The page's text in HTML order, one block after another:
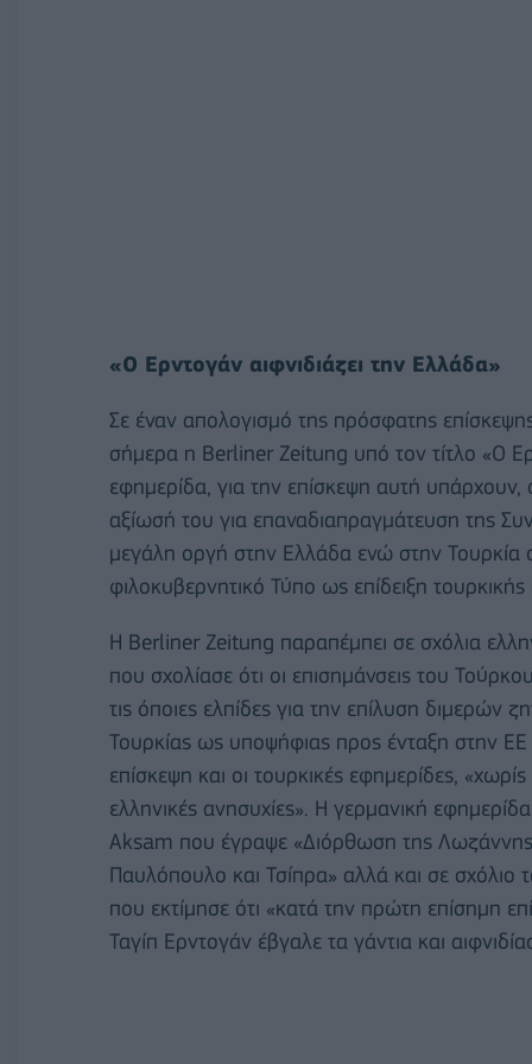
«Ο Ερντογάν αιφνιδιάζει την Ελλάδα»
Σε έναν απολογισμό της πρόσφατης
σήμερα η Berliner Zeitung υπό τον τίτλο «Ο
εφημερίδα, για την επίσκεψη αυτή
αξίωσή του για επαναδιαπραγμάτευση της
μεγάλη οργή στην Ελλάδα ενώ στην Τουρκία
φιλοκυβερνητικό Τύπο ως επίδειξη τουρκικής
Η Berliner Zeitung παραπέμπει σε σχόλια
που σχολίασε ότι οι επισημάνσεις του
τις όποιες ελπίδες για την επίλυση διμερών
Τουρκίας ως υποψήφιας προς ένταξη στην
επίσκεψη και οι τουρκικές εφημερίδες,
ελληνικές ανησυχίες». Η γερμανική
Aksam που έγραψε «Διόρθωση της Λωζάννης:
Παυλόπουλο και Τσίπρα» αλλά και σε σχόλιο
που εκτίμησε ότι «κατά την πρώτη επίσημη
Ταγίπ Ερντογάν έβγαλε τα γάντια και